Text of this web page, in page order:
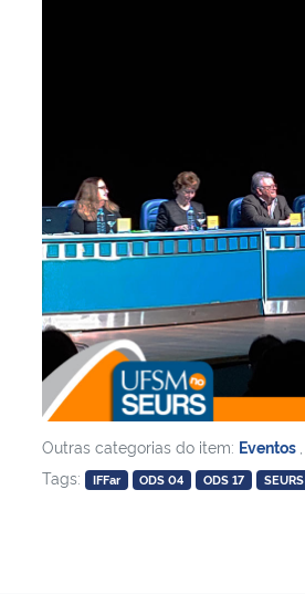
Outras categorias do item: Eventos
Tags:
IFFar ODS 04 ODS 17 SEURS